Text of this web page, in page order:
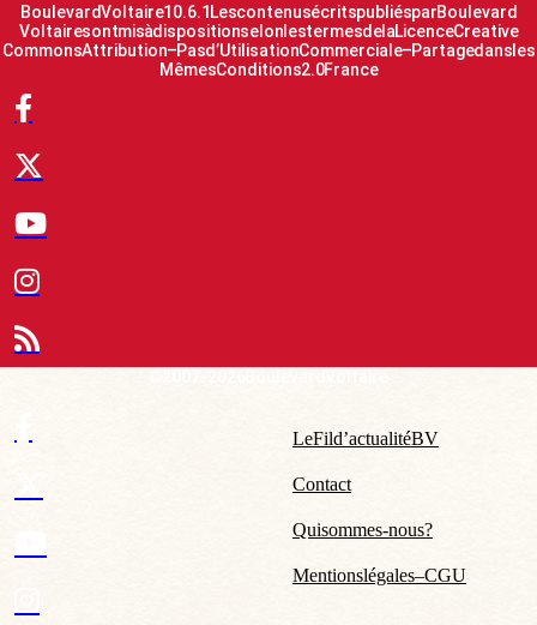
Boulevard Voltaire 10.6.1 Les contenus écrits publiés par Boulevard
Voltaire sont mis à disposition selon les termes de la Licence Creative
Commons Attribution – Pas d’Utilisation Commerciale – Partage dans les
Mêmes Conditions 2.0 France
Le Fil d’actualité BV
Contact
Qui sommes-nous ?
Mentions légales – CGU